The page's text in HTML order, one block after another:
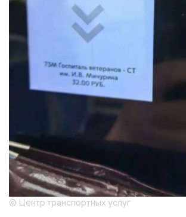
© Центр транспортных услуг